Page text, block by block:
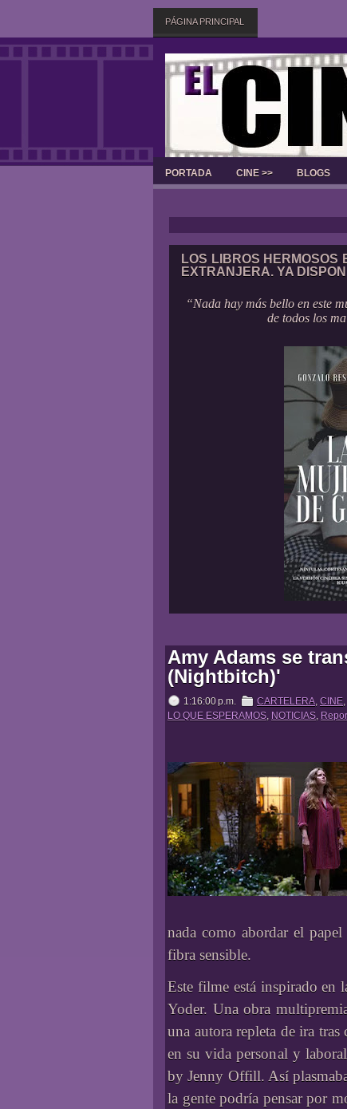
PÁGINA PRINCIPAL
PORTADA CINE >> BLOGS
LOS LIBROS HERMOSOS
EXTRANJERA. YA
“Nada hay más bello en este
de todos los
Amy Adams se
(Nightbitch)'
1:16:00 p.m. CARTELERA, CINE,
LO QUE ESPERAMOS, NOTICIAS,
nada como abordar el
fibra sensible.
Este filme está inspirado en
Yoder. Una obra
una autora repleta de ira
en su vida personal y
by Jenny Offill. Así
la gente podría pensar por